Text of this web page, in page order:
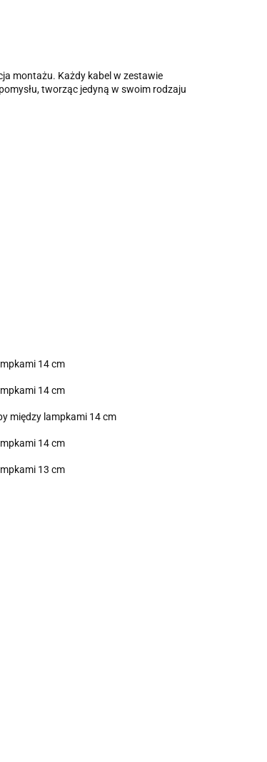
montażu. Każdy kabel w zestawie
tworząc jedyną w swoim rodzaju
14 cm
14 cm
między lampkami 14 cm
14 cm
13 cm